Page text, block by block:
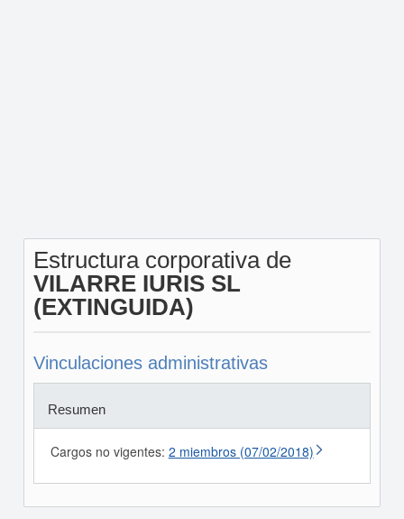
Estructura corporativa de
VILARRE IURIS SL
(EXTINGUIDA)
Vinculaciones administrativas
Resumen
Cargos no vigentes: 2 miembros (07/02/2018)